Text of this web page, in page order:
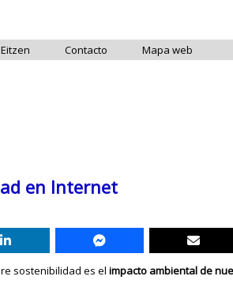
Contacto Mapa web
en Internet
sostenibilidad es elimpacto ambiental de